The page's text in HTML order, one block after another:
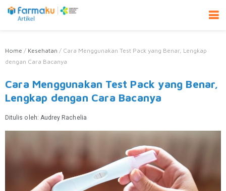
Home / Kesehatan / Cara Menggunakan Test Pack yang Benar, Lengkap
dengan Cara Bacanya
Cara Menggunakan Test Pack yang Benar,
Lengkap dengan Cara Bacanya
Ditulis oleh: Audrey Rachelia